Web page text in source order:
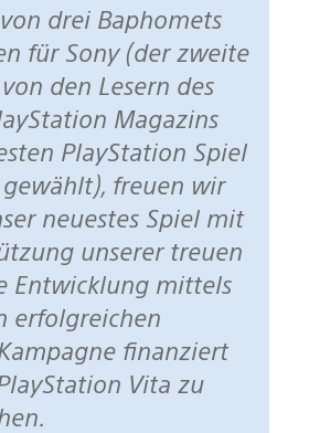
drei Baphomets
für Sony (der zweite
den Lesern des
Magazins
PlayStation Spiel
freuen wir
neuestes Spiel mit
unserer treuen
Entwicklung mittels
erfolgreichen
finanziert
Vita zu